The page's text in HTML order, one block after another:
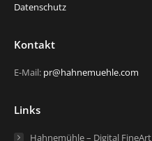
Datenschutz
Kontakt
E-Mail: pr@hahnemuehle.com
Links
Hahnemühle – Digital FineArt